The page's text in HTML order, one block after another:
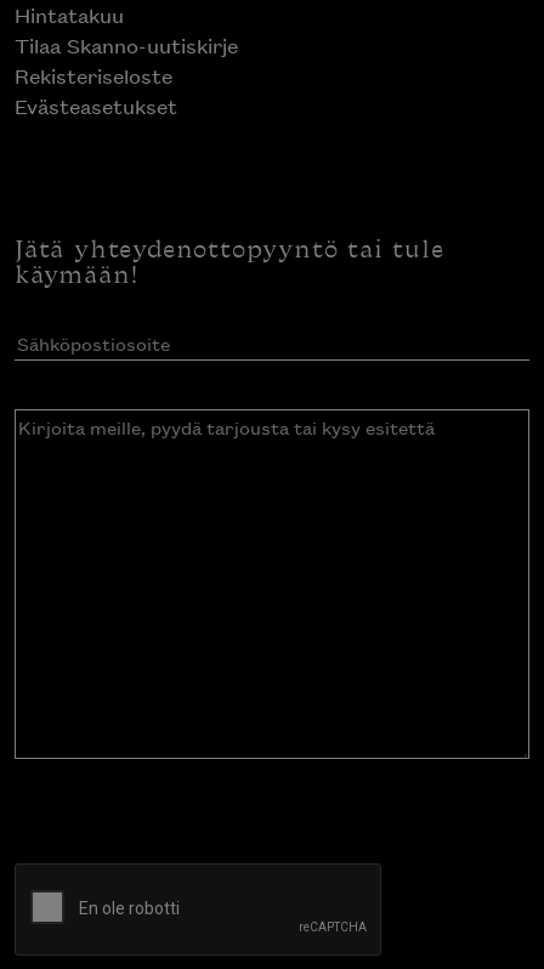
Hintatakuu
Tilaa Skanno-uutiskirje
Rekisteriseloste
Evästeasetukset
Jätä yhteydenottopyyntö tai tule
käymään!
Sähköpostiosoite(Pakollinen)
Kirjoita